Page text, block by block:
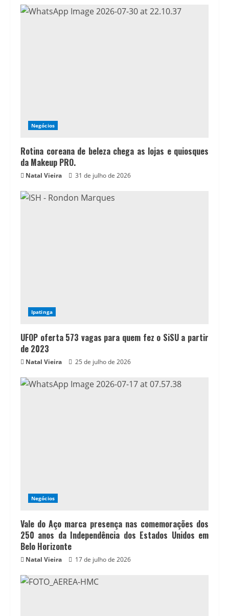
Negócios
Rotina coreana de beleza chega as lojas e quiosques
da Makeup PRO.
Natal Vieira 31 de julho de 2026
Ipatinga
UFOP oferta 573 vagas para quem fez o SiSU a partir
de 2023
Natal Vieira 25 de julho de 2026
Negócios
Vale do Aço marca presença nas comemorações dos
250 anos da Independência dos Estados Unidos em
Belo Horizonte
Natal Vieira 17 de julho de 2026